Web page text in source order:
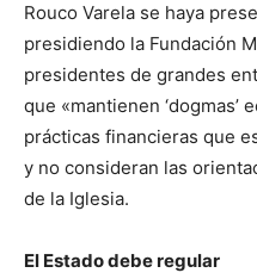
Rouco Varela se haya
presidiendo la Fundación
presidentes de grandes
que «mantienen ‘dogmas’
prácticas financieras que
y no consideran las
de la Iglesia.
El Estado debe regular